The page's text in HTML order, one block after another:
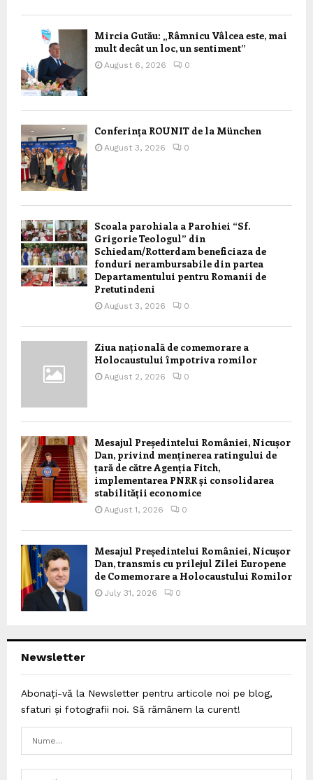
Mircia Gutău: „Râmnicu Vâlcea este, mai
mult decât un loc, un sentiment”
August 6, 2026 0
Conferința ROUNIT de la München
August 3, 2026 0
Scoala parohiala a Parohiei “Sf.
Grigorie Teologul” din
Schiedam/Rotterdam beneficiaza de
fonduri nerambursabile din partea
Departamentului pentru Romanii de
Pretutindeni
August 3, 2026 0
Ziua națională de comemorare a
Holocaustului împotriva romilor
August 2, 2026 0
Mesajul Președintelui României, Nicușor
Dan, privind menținerea ratingului de
țară de către Agenția Fitch,
implementarea PNRR și consolidarea
stabilității economice
August 1, 2026 0
Mesajul Președintelui României, Nicușor
Dan, transmis cu prilejul Zilei Europene
de Comemorare a Holocaustului Romilor
July 31, 2026 0
Newsletter
Abonați-vă la Newsletter pentru articole noi pe blog,
sfaturi și fotografii noi. Să rămânem la curent!